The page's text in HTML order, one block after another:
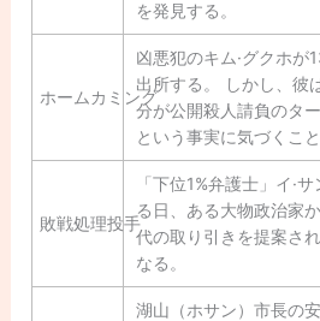
を発見する。
ホームカミング
凶悪犯のキム·グクホが
出所する。 しかし、彼
分が公開殺人請負のタ
という事実に気づくこと
敗戦処理投手
「下位1%弁護士」イ·
る日、ある大物政治家
代の取り引きを提案さ
なる。
湖山（ホサン）市長の